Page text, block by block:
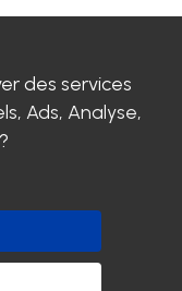
des services
Ads, Analyse,
?